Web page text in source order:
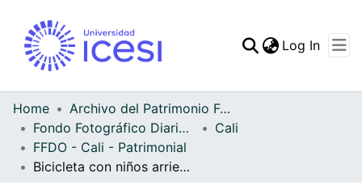
Statistics
Log In
Home
Archivo del Patrimonio Fotográfico y Fílmico del Valle del Cauca
Fondo Fotográfico Diario Occidente
Cali
FFDO - Cali - Patrimonial
Bicicleta con niños arriesgándose en las calles de la ciudad de Cali